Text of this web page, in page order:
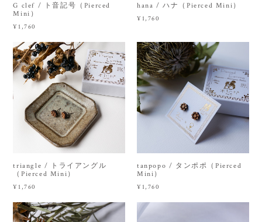
G clef / ト音記号（Pierced
Mini）
¥1,760
hana / ハナ（Pierced Mini）
¥1,760
triangle / トライアングル
（Pierced Mini）
¥1,760
tanpopo / タンポポ（Pierced
Mini）
¥1,760